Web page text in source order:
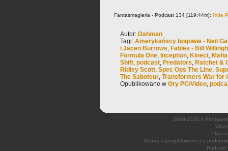
Fantasmagieria - Podcast 134 [119:44m]: Hide
Autor: Dahman
Tagi: Amerykańscy bogowie - Neil
i Jacen Burrows, Fables - Bill
Formula One, Inception, Kinect,
Shift, podcast, Predators, Ratchet &
Ridley Scott, Spec Ops The Line,
The Saboteur, Transformers War for
Opublikowane w Gry PC/Video,
2008-2026 ©
Strona zaprojektowana na
Podcast